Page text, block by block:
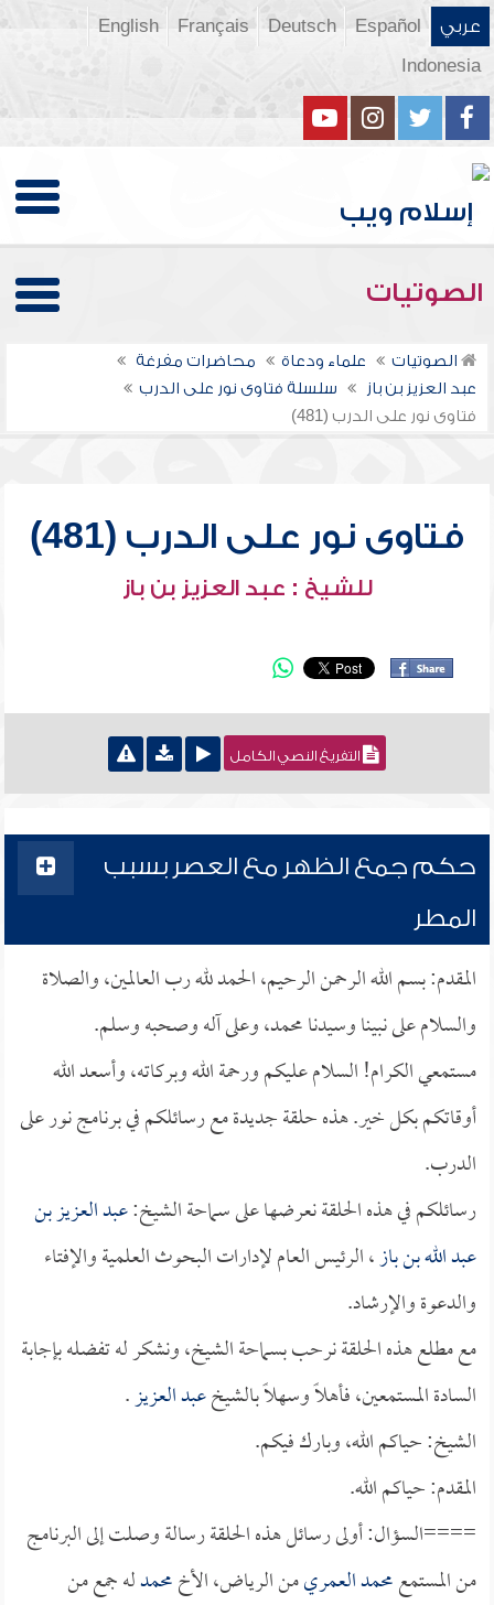
عربي Español
Deutsch
Français
English
Indonesia
الصوتيات
الصوتيات علماء ودعاة
محاضرات مفرغة
عبد العزيز بن باز
سلسلة فتاوى نور على الدرب
فتاوى نور على الدرب (481)
فتاوى نور على الدرب (481)
للشيخ : عبد العزيز بن باز
التفريغ النصي الكامل
حكم جمع الظهر مع العصر بسبب
المطر
المقدم: بسم الله الرحمن الرحيم، الحمد لله رب العالمين، والصلاة
والسلام على نبينا وسيدنا محمد، وعلى آله وصحبه وسلم.
مستمعي الكرام! السلام عليكم ورحمة الله وبركاته، وأسعد الله
أوقاتكم بكل خير. هذه حلقة جديدة مع رسائلكم في برنامج نور على
الدرب.
رسائلكم في هذه الحلقة نعرضها على سماحة الشيخ:عبد العزيز بن
عبد الله بن باز، الرئيس العام لإدارات البحوث العلمية والإفتاء
والدعوة والإرشاد.
مع مطلع هذه الحلقة نرحب بسماحة الشيخ، ونشكر له تفضله بإجابة
السادة المستمعين، فأهلاً وسهلاً بالشيخعبد العزيز.
الشيخ: حياكم الله، وبارك فيكم.
المقدم: حياكم الله.
====السؤال: أولى رسائل هذه الحلقة رسالة وصلت إلى البرنامج
من المستمعمحمد العمريمن الرياض، الأخمحمدله جمع من